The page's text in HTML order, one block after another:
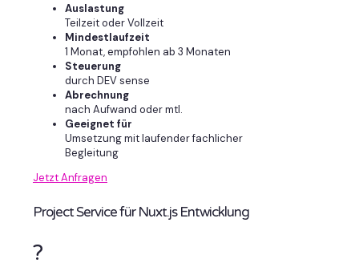
Auslastung
Teilzeit oder Vollzeit
Mindestlaufzeit
1 Monat, empfohlen ab 3 Monaten
Steuerung
durch DEV sense
Abrechnung
nach Aufwand oder mtl.
Geeignet für
Umsetzung mit laufender fachlicher
Begleitung
Jetzt Anfragen
Project Service für Nuxt.js Entwicklung
?